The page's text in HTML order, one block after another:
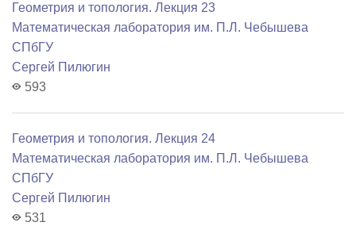
Геометрия и топология. Лекция 23
Математичеcкая лаборатория им. П.Л. Чебышева
СПбГУ
Сергей Пилюгин
593
Геометрия и топология. Лекция 24
Математичеcкая лаборатория им. П.Л. Чебышева
СПбГУ
Сергей Пилюгин
531